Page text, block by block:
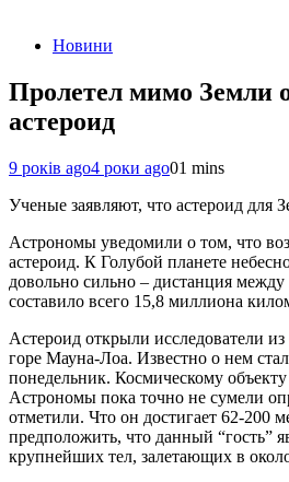
Новини
Пролетел мимо Земли
астероид
9 років ago4 роки ago01 mins
Ученые заявляют, что астероид для
Астрономы уведомили о том, что
астероид. К Голубой планете
довольно сильно – дистанция
составило всего 15,8 миллиона
Астероид открыли исследователи
горе Мауна-Лоа. Известно о нем
понедельник. Космическому
Астрономы пока точно не сумели
отметили. Что он достигает 62-200
предположить, что данный “гость”
крупнейших тел, залетающих в